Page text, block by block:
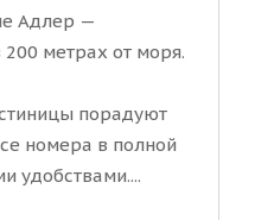
Адлер —
метрах от моря.
порадуют
номера в полной
удобствами....